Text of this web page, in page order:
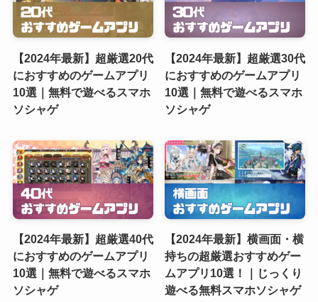
【2024年最新】超厳選20代
におすすめのゲームアプリ
10選｜無料で遊べるスマホ
ソシャゲ
【2024年最新】超厳選30代
におすすめのゲームアプリ
10選｜無料で遊べるスマホ
ソシャゲ
【2024年最新】超厳選40代
におすすめのゲームアプリ
10選｜無料で遊べるスマホ
ソシャゲ
【2024年最新】横画面・横
持ちの超厳選おすすめゲー
ムアプリ10選！｜じっくり
遊べる無料スマホソシャゲ